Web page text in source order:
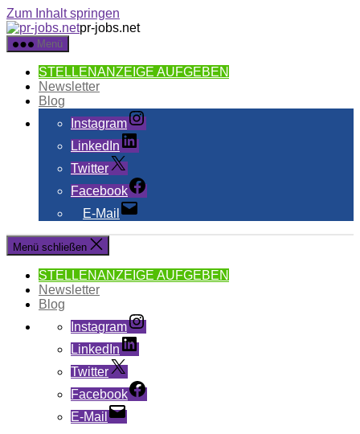
Zum Inhalt springen
pr-jobs.net
Menü
STELLENANZEIGE AUFGEBEN
Newsletter
Blog
Instagram
LinkedIn
Twitter
Facebook
E-Mail
Menü schließen
STELLENANZEIGE AUFGEBEN
Newsletter
Blog
Instagram
LinkedIn
Twitter
Facebook
E-Mail